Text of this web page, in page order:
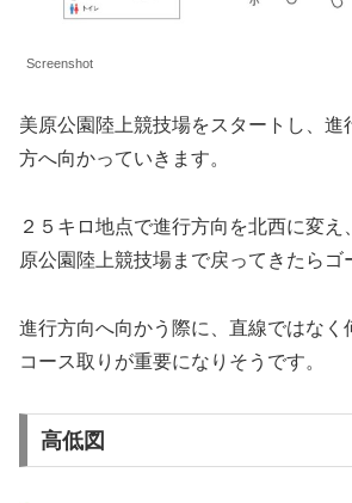
Screenshot
美原公園陸上競技場をスタートし、進
方へ向かっていきます。
２５キロ地点で進行方向を北西に変え
原公園陸上競技場まで戻ってきたらゴ
進行方向へ向かう際に、直線ではなく
コース取りが重要になりそうです。
高低図